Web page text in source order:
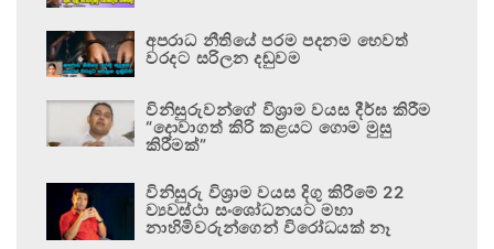
අපරාධ නීතියේ පරම පදනම හෙවත්
වරදට සරිලන දඬුවම
විනිසුරුවන්ගේ විශ්‍රාම වයස දීර්ඝ කිරීම
“දොවාගත් කිරි කළයට ගොම මුසු
කිරීමක්”
විනිසුරු විශ්‍රාම වයස දිගු කිරීමේ 22
ව්‍යවස්ථා සංශෝධනයට මහා
නාහිමිවරුන්ගෙන් විරෝධයක් නෑ